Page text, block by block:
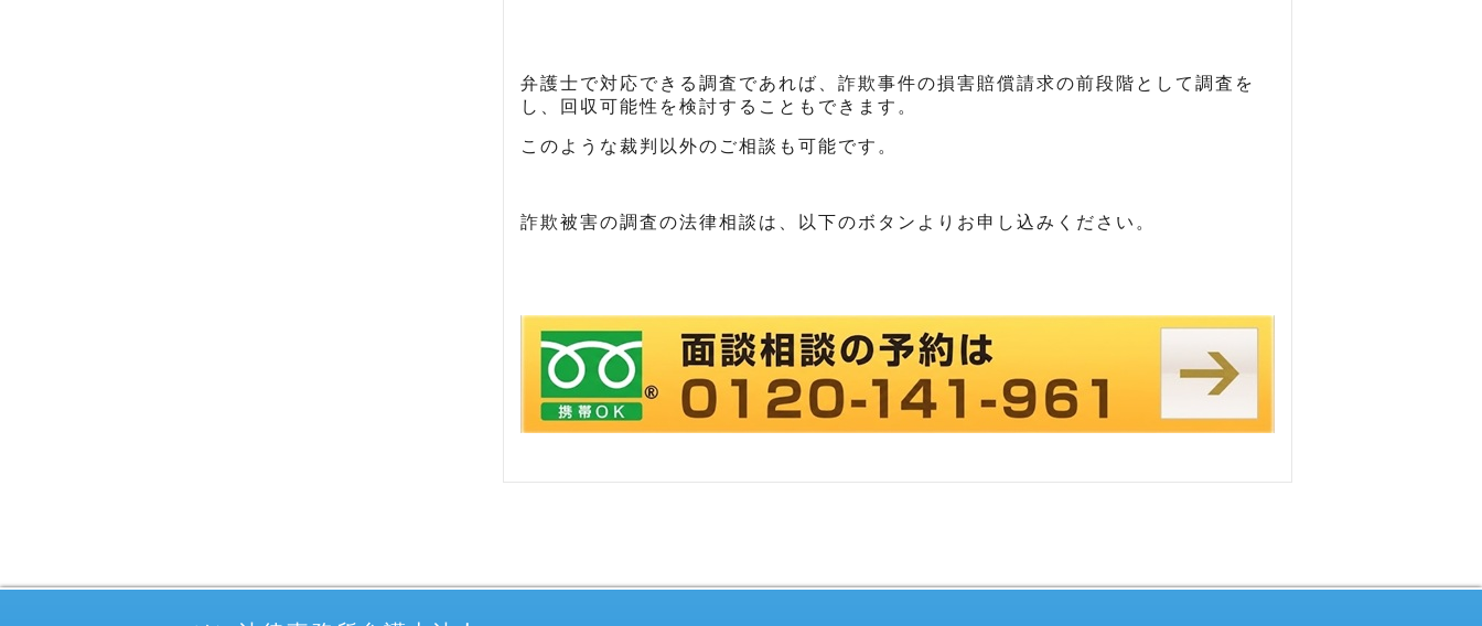
弁護士で対応できる調査であれば、詐欺事件の損害賠償請求の前段階として調査を
し、回収可能性を検討することもできます。
このような裁判以外のご相談も可能です。
詐欺被害の調査の法律相談は、以下のボタンよりお申し込みください。